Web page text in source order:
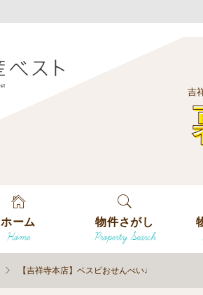
吉
ホーム
Home
物件さがし
Property Search
【吉祥寺本店】ベスピおせんべい♩